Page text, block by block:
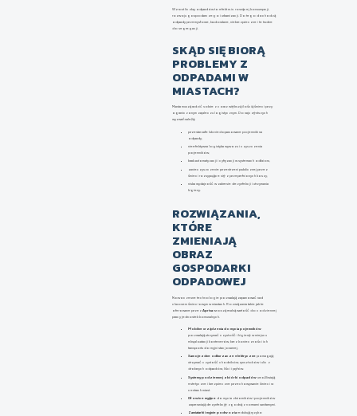
Wzrost liczby odpadów to efekt m.in. rosnącej konsumpcji,
rozwoju gospodarczego i urbanizacji. Do tego dochodzą
odpady przemysłowe, budowlane, niebezpieczne i te trudne
do segregacji.
SKĄD SIĘ BIORĄ
PROBLEMY Z
ODPADAMI W
MIASTACH?
Miasta muszą radzić sobie z coraz większą ilością śmieci przy
ograniczonym zapleczu logistycznym. Do najczęstszych
wyzwań należą:
przestarzałe lub niedopasowane pojemniki na
odpady,
nieefektywna logistyka wywozu i czyszczenia
pojemników,
brak automatyzacji i cyfryzacji w systemach odbioru,
zanieczyszczenie przestrzeni publicznej przez
śmieci rozsypujące się z przepełnionych koszy,
niska wydajność w zakresie dezynfekcji i utrzymania
higieny.
ROZWIĄZANIA,
KTÓRE
ZMIENIAJĄ
OBRAZ
GOSPODARKI
ODPADOWEJ
Nowoczesne technologie pozwalają zapanować nad
chaosem śmieciowym w miastach. Rozwiązania takie jak te
oferowane przezApriva wnoszą realną wartość do codziennej
pracy jednostek komunalnych.
Mobilne urządzenia do mycia pojemników
pozwalają utrzymać czystość i higienę w miejscu
eksploatacji kontenerów, bez konieczności ich
transportu do myjni stacjonarnej.
Samojezdne odkurzacze elektryczne pomagają
utrzymać czystość chodników, rynsztoków i ulic z
drobnych odpadów, liści i pyłów.
Systemy podziemnej zbiórki odpadów umożliwiają
estetyczne i bezpieczne przechowywanie śmieci w
centrach miast.
Głowice myjące do mycia zbiorników i pojemników
zapewniają dezynfekcję zgodną z normami sanitarnymi.
Zamiatarki i myjnie podwozia redukują ryzyko